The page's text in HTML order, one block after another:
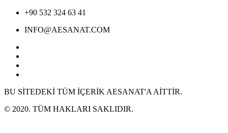
+90 532 324 63 41
INFO@AESANAT.COM
BU SİTEDEKİ TÜM İÇERİK AESANAT'A AİTTİR.
© 2020. TÜM HAKLARI SAKLIDIR.